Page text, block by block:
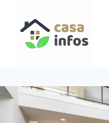
contenu